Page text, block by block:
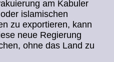
am Kabuler
islamischen
zu exportieren, kann
neue Regierung
ohne das Land zu